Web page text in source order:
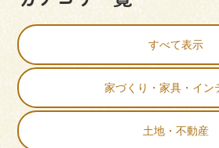
すべて表示
家づくり・家具・イン
土地・不動産